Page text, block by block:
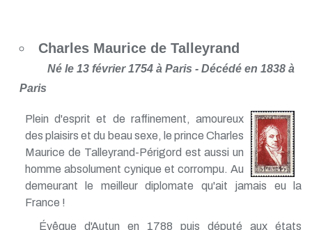
Charles Maurice de Talleyrand
Né le 13 février 1754 à Paris - Décédé en 1838 à
Paris
Plein d'esprit et de raffinement, amoureux
des plaisirs et du beau sexe, le prince Charles
Maurice de Talleyrand-Périgord est aussi un
homme absolument cynique et corrompu. Au
demeurant le meilleur diplomate qu'ait jamais eu la
France !
Évêque d'Autun en 1788 puis député aux états